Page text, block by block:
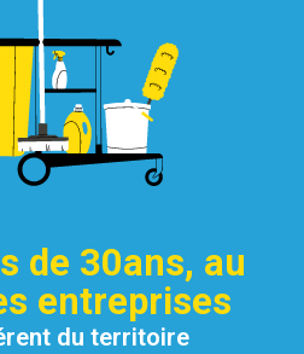
de 30ans, au
entreprises
du territoire